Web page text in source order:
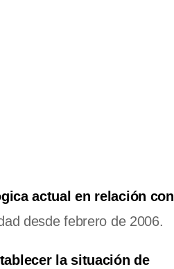
actual en relación con
desde febrero de 2006.
la situación de